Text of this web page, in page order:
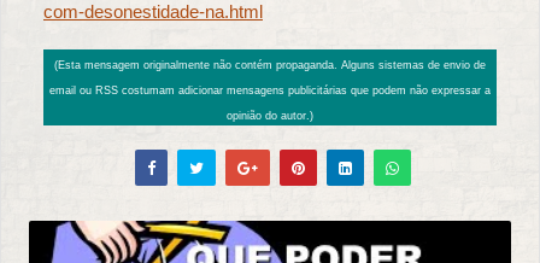
com-desonestidade-na.html
(Esta mensagem originalmente não contém propaganda. Alguns sistemas de envio de
email ou RSS costumam adicionar mensagens publicitárias que podem não expressar a
opinião do autor.)